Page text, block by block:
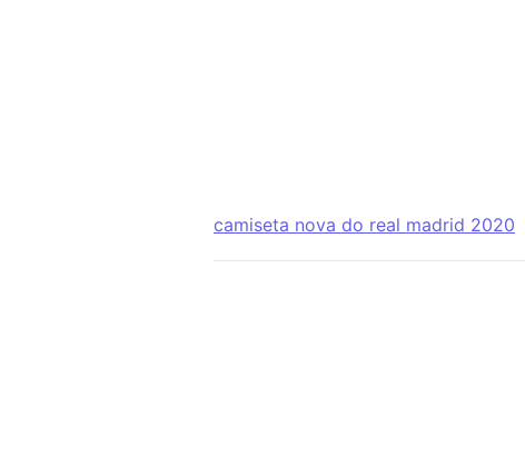
camiseta nova do real madrid 2020